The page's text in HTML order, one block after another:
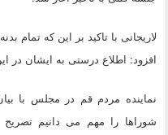
لاریجانی با تاکید بر این که
افزود: اطلاع درستی به ایشان
نماینده مردم قم در مجلس با
شوراها را مهم می دانیم